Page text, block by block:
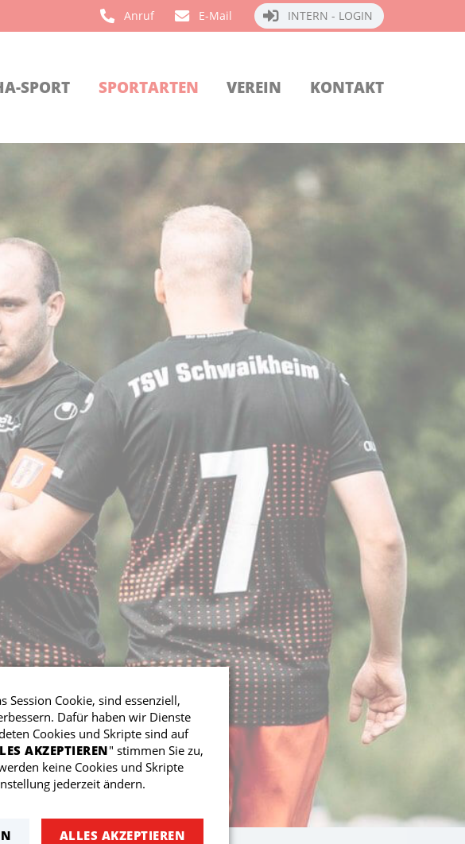
Anruf E-Mail INTERN - LOGIN
SPORT SPORTARTEN VEREIN KONTAKT
Session Cookie, sind essenziell,
Dafür haben wir Dienste
Cookies und Skripte sind auf
AKZEPTIEREN" stimmen Sie zu,
keine Cookies und Skripte
jederzeit ändern.
ALLES AKZEPTIEREN